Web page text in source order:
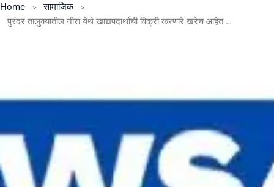
Home
सामाजिक
पुरंदर तालुक्यातील नीरा येथे खाद्यपदार्थांची विक्री करणारे खरेच आहेत का फुड लायसन धारक?.